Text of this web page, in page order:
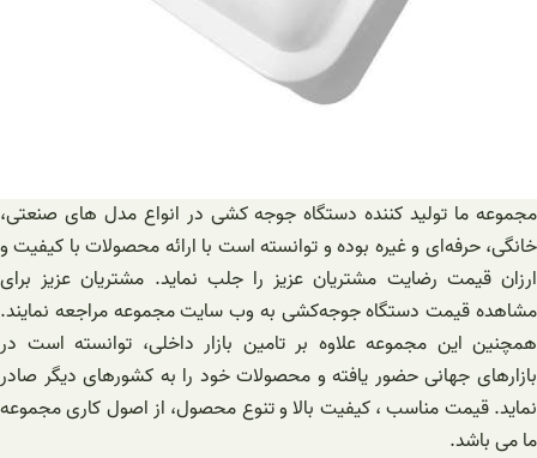
مجموعه ما تولید کننده دستگاه جوجه کشی در انواع مدل های صنعتی،
خانگی، حرفه‌ای و غیره بوده و توانسته است با ارائه محصولات با کیفیت و
ارزان قیمت رضایت مشتریان عزیز را جلب نماید. مشتریان عزیز برای
مشاهده قیمت دستگاه ‌جوجه‌کشی به وب سایت مجموعه مراجعه نمایند.
همچنین این مجموعه علاوه بر تامین بازار داخلی، توانسته است در
بازارهای جهانی حضور یافته و محصولات خود را به کشورهای دیگر صادر
نماید. قیمت مناسب ، کیفیت بالا و تنوع محصول، از اصول کاری مجموعه
ما می باشد.